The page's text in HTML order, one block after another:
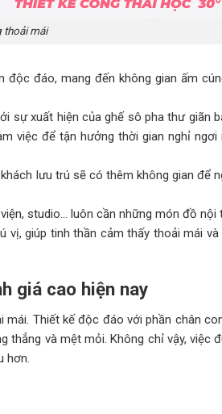
thoải mái
độc đáo, mang đến không gian ấm
sự xuất hiện của ghế sô pha thư giãn
việc để tận hưởng thời gian nghỉ ngơi
lưu trú sẽ có thêm không gian để
studio… luôn cần những món đồ
vị, giúp tinh thần cảm thấy thoải mái và
giá cao hiện nay
Thiết kế độc đáo với phần chân
thẳng và mệt mỏi. Không chỉ vậy, việc
hơn.